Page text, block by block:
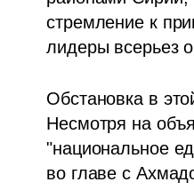
стремление к
лидеры всерьез
Обстановка в
Несмотря на
"национальное
во главе с